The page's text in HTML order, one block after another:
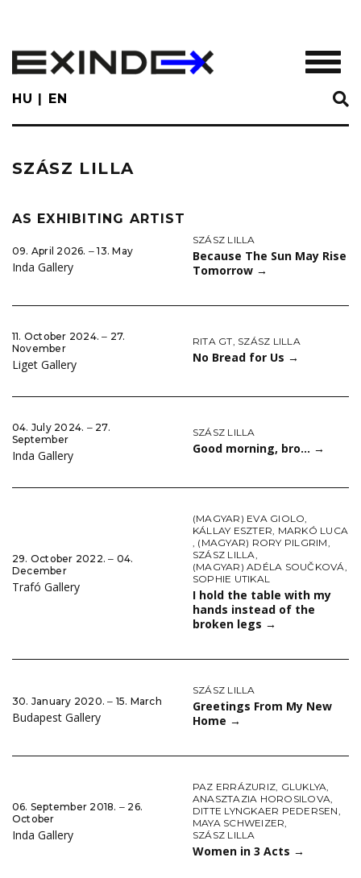
main
content
HU EN
SZÁSZ LILLA
AS EXHIBITING ARTIST
09. April 2026. ‒ 13. May
Inda Gallery
SZÁSZ LILLA
Because The Sun May Rise
Tomorrow →
11. October 2024. ‒ 27.
November
Liget Gallery
RITA GT SZÁSZ LILLA
No Bread for Us →
04. July 2024. ‒ 27.
September
Inda Gallery
SZÁSZ LILLA
Good morning, bro… →
29. October 2022. ‒ 04.
December
Trafó Gallery
(MAGYAR) EVA GIOLO,
KÁLLAY ESZTER, MARKÓ LUCA
, (MAGYAR) RORY PILGRIM,
SZÁSZ LILLA,
(MAGYAR) ADÉLA SOUČKOVÁ,
SOPHIE UTIKAL
I hold the table with my
hands instead of the
broken legs →
30. January 2020. ‒ 15. March
Budapest Gallery
SZÁSZ LILLA
Greetings From My New
Home →
06. September 2018. ‒ 26.
October
Inda Gallery
PAZ ERRÁZURIZ, GLUKLYA,
ANASZTAZIA HOROSILOVA,
DITTE LYNGKAER PEDERSEN,
MAYA SCHWEIZER,
SZÁSZ LILLA
Women in 3 Acts →